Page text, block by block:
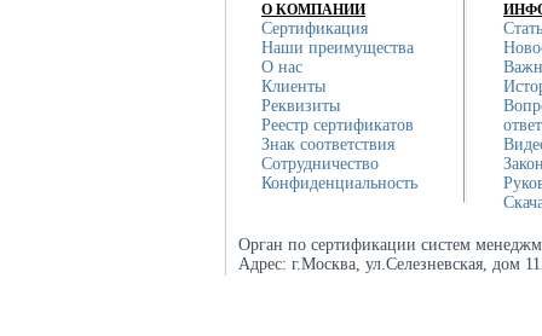
О КОМПАНИИ
Сертификация
Наши преимущества
О нас
Клиенты
Реквизиты
Реестр сертификатов
Знак соответствия
Сотрудничество
Конфиденциальность
Орган по сертификации систем
Адрес: г.Москва, ул.Селезневская, дом